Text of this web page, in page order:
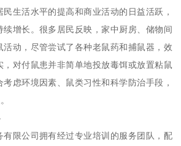
生活水平的提高和商业活动的日益活跃，
续增长。很多居民反映，家中厨房、储物间
动，尽管尝试了各种老鼠药和捕鼠器，效
对付鼠患并非简单地投放毒饵或放置粘鼠
虑环境因素、鼠类习性和科学防治手段，
有限公司拥有经过专业培训的服务团队，配